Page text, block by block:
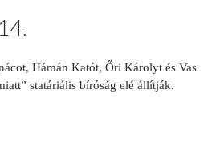
Há­mán Katót, Őri Károlyt és Vas
statáriális bíróság elé állítják.